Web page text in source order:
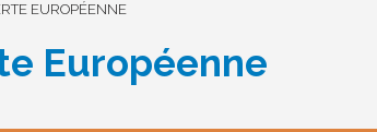
EUROPÉENNE
Européenne